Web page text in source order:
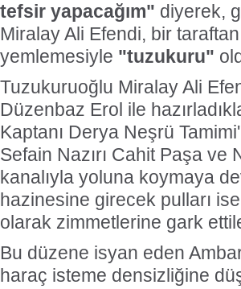
tefsir yapacağım" diyerek,
Miralay Ali Efendi, bir
yemlemesiyle "tuzukuru"
Tuzukuruoğlu Miralay Ali
Düzenbaz Erol ile
Kaptanı Derya Neşrü
Sefain Nazırı Cahit Paşa ve
kanalıyla yoluna koymaya
hazinesine girecek pulları
olarak zimmetlerine gark
Bu düzene isyan eden
haraç isteme densizliğine